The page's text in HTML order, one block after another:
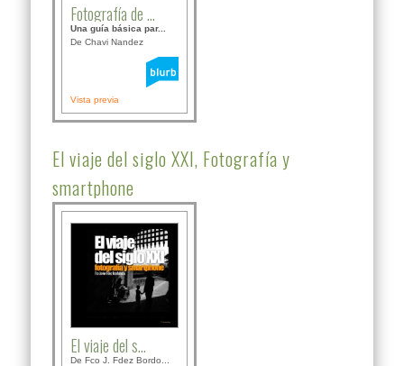
Fotografía de ...
Una guía básica par...
De Chavi Nandez
Vista previa
El viaje del siglo XXI, Fotografía y
smartphone
El viaje del s...
De Fco J. Fdez Bordo...